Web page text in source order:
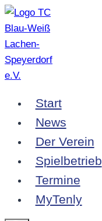
Zum
Inhalt
springen
Start
News
Der Verein
Spielbetrieb
Termine
MyTenly